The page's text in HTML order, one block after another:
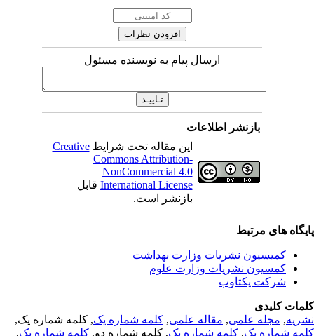
ارسال پیام به نویسنده مسئول
بازنشر اطلاعات
این مقاله تحت شرایطCreative
Commons Attribution-
NonCommercial 4.0
International Licenseقابل
بازنشر است.
های مرتبط
کمیسیون نشریات وزارت بهداشت
کمسیون نشریات وزارت علوم
شرکت یکتاوب
کلیدی
,مجله علمی, مقاله علمی, کلمه شماره یک, کلمه شماره یک,
شماره یک,کلمه شماره یک, کلمه شماره دو,کلمه شماره یک,